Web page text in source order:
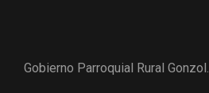
Gobierno Parroquial Rural Gonzol.